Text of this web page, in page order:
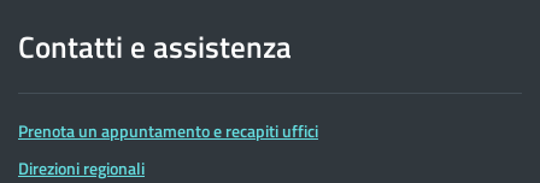
Contatti e assistenza
Prenota un appuntamento e recapiti uffici
Direzioni regionali